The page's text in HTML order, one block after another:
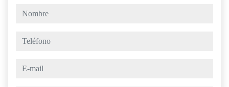
nombre
teléfono
e-mail